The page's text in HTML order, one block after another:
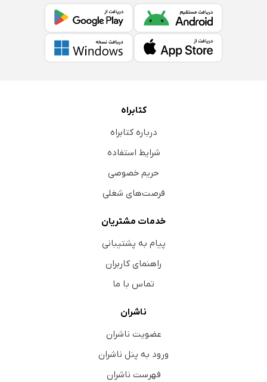
کتابراه
درباره کتابراه
شرایط استفاده
حریم خصوصی
فرصت‌های شغلی
خدمات مشتریان
پیام به پشتیبانی
راهنمای کاربران
تماس با ما
ناشران
عضویت ناشران
ورود به پنل ناشران
فهرست ناشران